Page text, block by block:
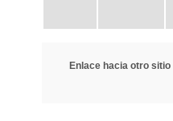
Enlace hacia otro sitio